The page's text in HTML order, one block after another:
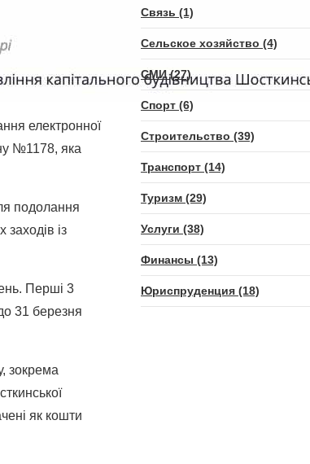
електронної
№1178, яка
подолання
із
Перші 3
31 березня
зокрема
як кошти
Связь (1)
Сельское хозяйство (4)
СМИ (27)
Спорт (6)
Строительство (39)
Транспорт (14)
Туризм (29)
Услуги (38)
Финансы (13)
Юриспруденция (18)